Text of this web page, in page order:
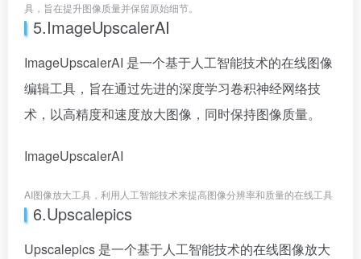
具，旨在提升图像质量并保留原始细节。
5.ImageUpscalerAI
ImageUpscalerAI 是一个基于人工智能技术的在线图像
编辑工具，旨在通过先进的深度学习卷积神经网络技
术，以高精度和速度放大图像，同时保持图像质量。
ImageUpscalerAI
AI图像放大工具，利用人工智能技术来提高图像分辨率和质量的在线工具
6.Upscalepics
Upscalepics 是一个基于人工智能技术的在线图像放大